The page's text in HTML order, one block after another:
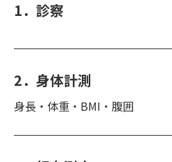
1．診察
2．身体計測
身長・体重・BMI・腹囲